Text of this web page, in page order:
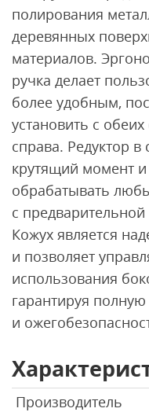
полирования
деревянных
материалов.
ручка делает
более удобным,
установить с
справа. Редуктор
крутящий момент
обрабатывать
с
Кожух является
и позволяет
использования
гарантируя
и
Производитель